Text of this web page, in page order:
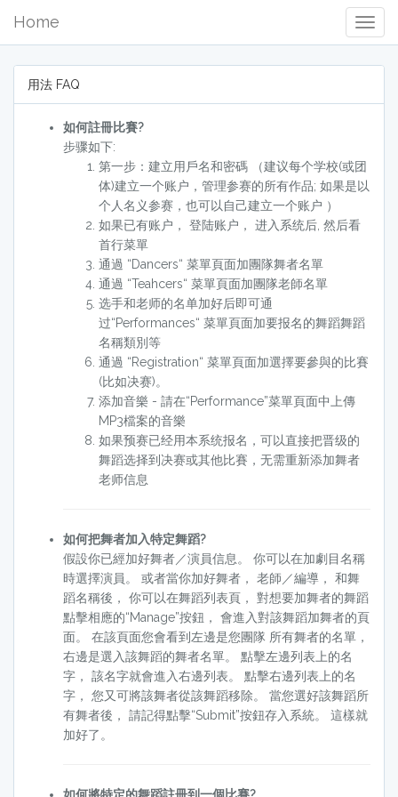
Home
用法 FAQ
如何註冊比賽?
步骤如下:
第一步：建立用戶名和密碼 （建议每个学校(或团
体)建立一个账户，管理参赛的所有作品; 如果是以
个人名义参赛，也可以自己建立一个账户 ）
如果已有账户， 登陆账户， 进入系统后, 然后看
首行菜單
通過 “Dancers“ 菜單頁面加團隊舞者名單
通過 “Teahcers“ 菜單頁面加團隊老師名單
选手和老师的名单加好后即可通
过“Performances“ 菜單頁面加要报名的舞蹈舞蹈
名稱類別等
通過 “Registration“ 菜單頁面加選擇要參與的比賽
(比如决赛)。
添加音樂 - 請在“Performance”菜單頁面中上傳
MP3檔案的音樂
如果预赛已经用本系统报名，可以直接把晋级的
舞蹈选择到决赛或其他比賽，无需重新添加舞者
老师信息
如何把舞者加入特定舞蹈?
假設你已經加好舞者／演員信息。 你可以在加劇目名稱
時選擇演員。 或者當你加好舞者， 老師／編導， 和舞
蹈名稱後， 你可以在舞蹈列表頁， 對想要加舞者的舞蹈
點擊相應的“Manage”按鈕， 會進入對該舞蹈加舞者的頁
面。 在該頁面您會看到左邊是您團隊 所有舞者的名單，
右邊是選入該舞蹈的舞者名單。 點擊左邊列表上的名
字， 該名字就會進入右邊列表。 點擊右邊列表上的名
字， 您又可將該舞者從該舞蹈移除。 當您選好該舞蹈所
有舞者後， 請記得點擊“Submit”按鈕存入系統。 這樣就
加好了。